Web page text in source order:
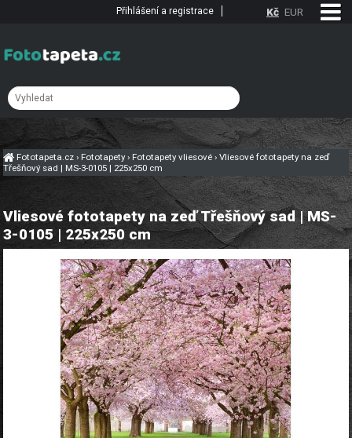
Fototapeta.cz› Fototapety› Fototapety vliesové ›Vliesové fototapety na zeď
Třešňový sad | MS-3-0105 | 225x250 cm
Vliesové fototapety na zeď Třešňový sad | MS-
3-0105 | 225x250 cm
Kč EUR
Přihlášení a registrace